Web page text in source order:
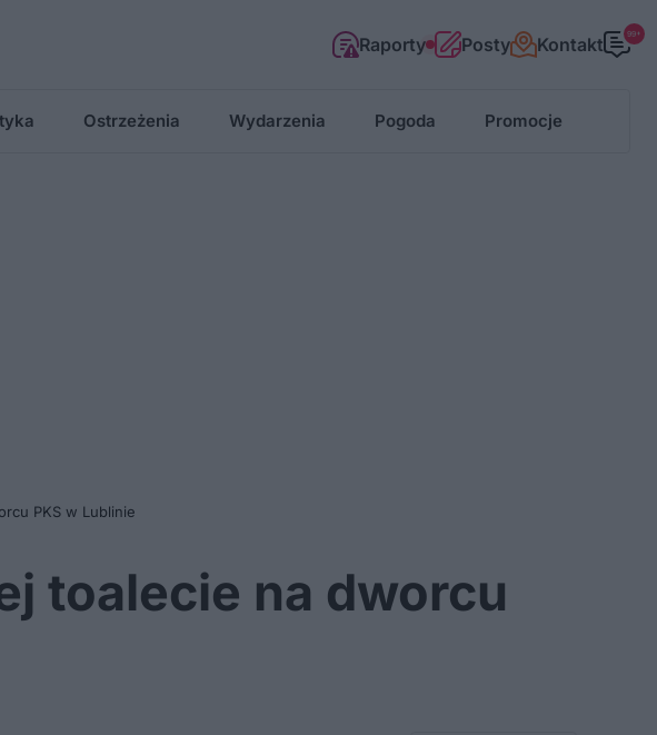
Raporty Posty Kontakt 99+
Ostrzeżenia Wydarzenia Pogoda Promocje
PKS w Lublinie
toalecie na dworcu